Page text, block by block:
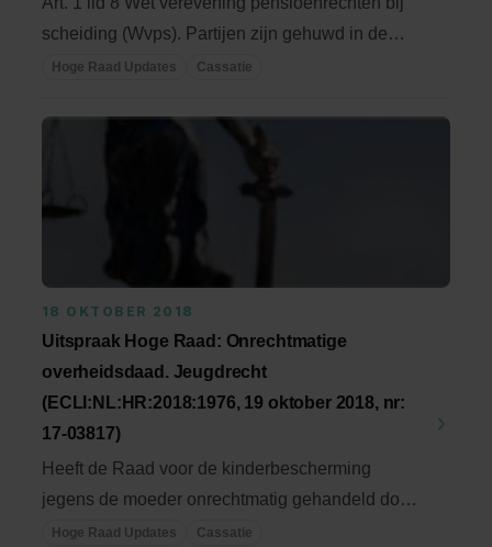
scheiding (Wvps). Partijen zijn gehuwd in de
VS, ...
Hoge Raad Updates Cassatie
18 OKTOBER 2018
Uitspraak Hoge Raad: Onrechtmatige
overheidsdaad. Jeugdrecht
(ECLI:NL:HR:2018:1976, 19 oktober 2018, nr:
17-03817)
Heeft de Raad voor de kinderbescherming
jegens de moeder onrechtmatig gehandeld door
de wijze ...
Hoge Raad Updates Cassatie